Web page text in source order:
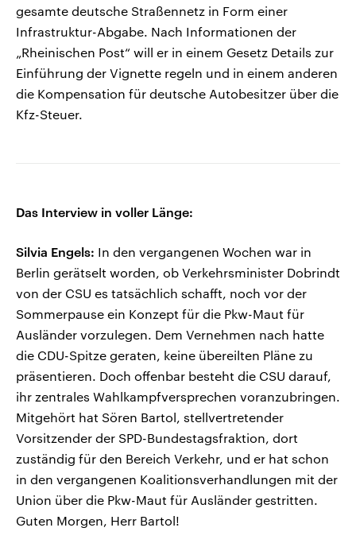
gesamte deutsche Straßennetz in Form einer
Infrastruktur-Abgabe. Nach Informationen der
„Rheinischen Post“ will er in einem Gesetz Details zur
Einführung der Vignette regeln und in einem anderen
die Kompensation für deutsche Autobesitzer über die
Kfz-Steuer.
Das Interview in voller Länge:
Silvia Engels: In den vergangenen Wochen war in
Berlin gerätselt worden, ob Verkehrsminister Dobrindt
von der CSU es tatsächlich schafft, noch vor der
Sommerpause ein Konzept für die Pkw-Maut für
Ausländer vorzulegen. Dem Vernehmen nach hatte
die CDU-Spitze geraten, keine übereilten Pläne zu
präsentieren. Doch offenbar besteht die CSU darauf,
ihr zentrales Wahlkampfversprechen voranzubringen.
Mitgehört hat Sören Bartol, stellvertretender
Vorsitzender der SPD-Bundestagsfraktion, dort
zuständig für den Bereich Verkehr, und er hat schon
in den vergangenen Koalitionsverhandlungen mit der
Union über die Pkw-Maut für Ausländer gestritten.
Guten Morgen, Herr Bartol!